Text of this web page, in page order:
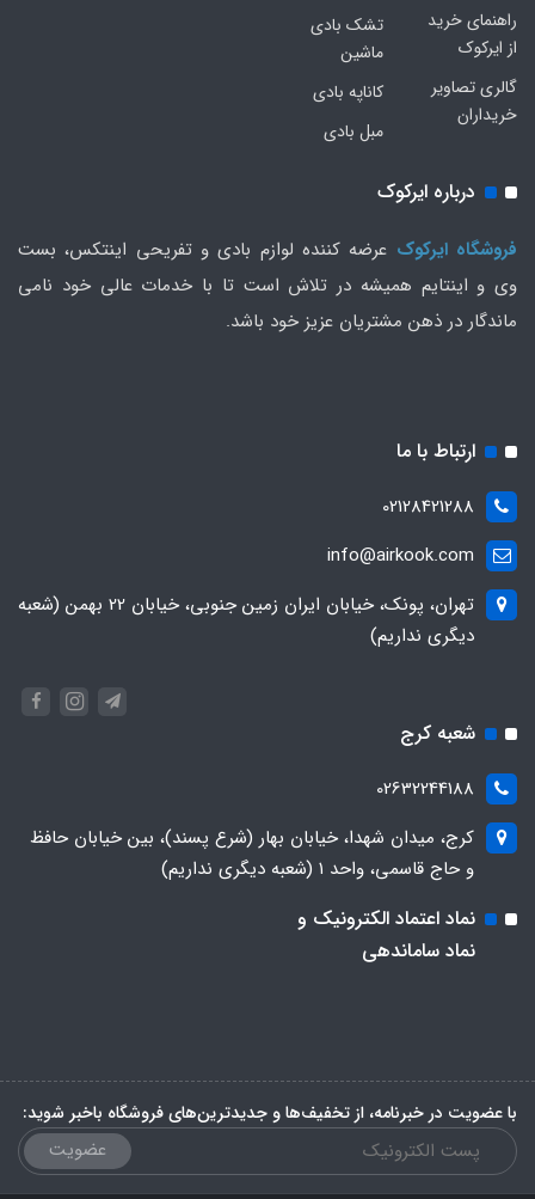
راهنمای خرید
از ایرکوک
گالری تصاویر
خریداران
تشک بادی
ماشین
کاناپه بادی
مبل بادی
درباره ایرکوک
فروشگاه ایرکوک عرضه کننده لوازم بادی و تفریحی اینتکس، بست
وی و اینتایم همیشه در تلاش است تا با خدمات عالی خود نامی
ماندگار در ذهن مشتریان عزیز خود باشد.
ارتباط با ما
02128421288
info@airkook.com
تهران، پونک، خیابان ایران زمین جنوبی، خیابان 22 بهمن (شعبه
دیگری نداریم)
شعبه کرج
02632244188
کرج، میدان شهدا، خیابان بهار (شرع پسند)، بین خیابان حافظ
و حاج قاسمی، واحد ۱ (شعبه دیگری نداریم)
نماد اعتماد الکترونیک و
نماد ساماندهی
با عضویت در خبرنامه، از تخفیف‌ها و جدیدترین‌های فروشگاه باخبر شوید:
عضویت